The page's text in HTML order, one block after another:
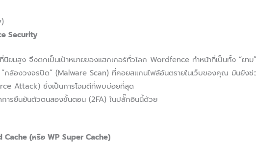
Security
ยมสูง จึงตกเป็นเป้าหมายของแฮกเกอร์ทั่วโลก Wordfence ทำหน้าที่เป็นทั้ง “ยาม
กล้องวงจรปิด” (Malware Scan) ที่คอยสแกนไฟล์อันตรายในเว็บของคุณ มันยัง
Attack) ซึ่งเป็นการโจมตีที่พบบ่อยที่สุด
ารยืนยันตัวตนสองขั้นตอน (2FA) ในปลั๊กอินนี้ด้วย
Cache (หรือ WP Super Cache)